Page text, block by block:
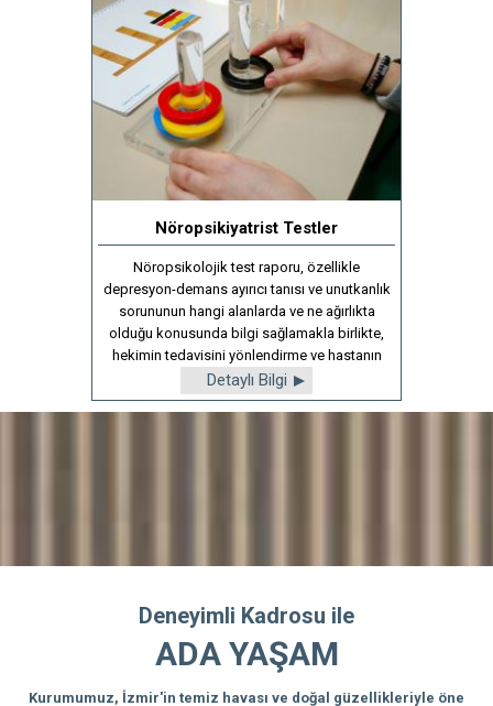
Nöropsikiyatrist Testler
Nöropsikolojik test raporu, özellikle
depresyon-demans ayırıcı tanısı ve unutkanlık
sorununun hangi alanlarda ve ne ağırlıkta
olduğu konusunda bilgi sağlamakla birlikte,
hekimin tedavisini yönlendirme ve hastanın
takip süreci konusunda önemli katkılar
sağlamaktadır.
Detaylı Bilgi
Deneyimli Kadrosu ile
ADA YAŞAM
Kurumumuz, İzmir'in temiz havası ve doğal güzellikleriyle öne